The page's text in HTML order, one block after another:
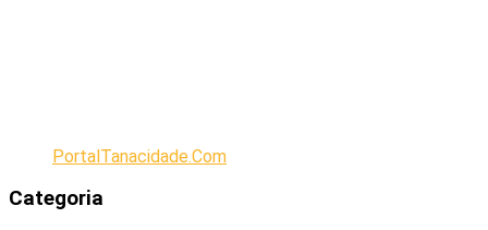
PortalTanacidade.Com
Categoria